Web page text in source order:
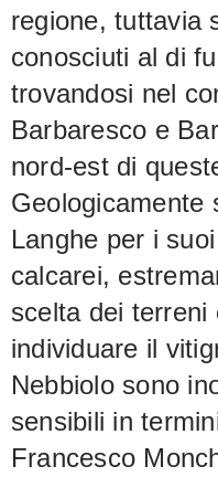
regione, tuttavia
conosciuti al di
trovandosi nel
Barbaresco e
nord-est di
Geologicamente
Langhe per i
calcarei,
scelta dei terreni
individuare il
Nebbiolo sono
sensibili in
Francesco